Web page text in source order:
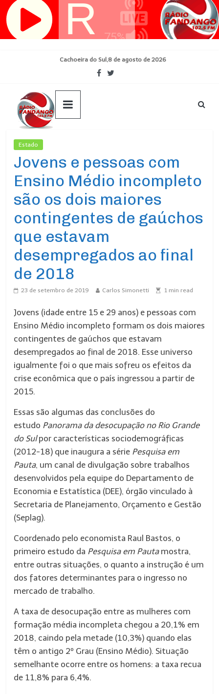
Pular
para
Cachoeira do Sul,8 de agosto de 2026
Estado
Jovens e pessoas com
Ensino Médio incompleto
são os dois maiores
contingentes de gaúchos
que estavam
desempregados ao final
de 2018
23 de setembro de 2019 Carlos Simonetti 1 min read
Jovens (idade entre 15 e 29 anos) e pessoas com
Ensino Médio incompleto formam os dois maiores
contingentes de gaúchos que estavam
desempregados ao final de 2018. Esse universo
igualmente foi o que mais sofreu os efeitos da
crise econômica que o país ingressou a partir de
2015.
Essas são algumas das conclusões do
estudo Panorama da desocupação no Rio Grande
do Sulpor características sociodemográficas
(2012-18) que inaugura a série Pesquisa em
Pauta, um canal de divulgação sobre trabalhos
desenvolvidos pela equipe do Departamento de
Economia e Estatística (DEE), órgão vinculado à
Secretaria de Planejamento, Orçamento e Gestão
(Seplag).
Coordenado pelo economista Raul Bastos, o
primeiro estudo da Pesquisa em Pautamostra,
entre outras situações, o quanto a instrução é um
dos fatores determinantes para o ingresso no
mercado de trabalho.
A taxa de desocupação entre as mulheres com
formação média incompleta chegou a 20,1% em
2018, caindo pela metade (10,3%) quando elas
têm o antigo 2º Grau (Ensino Médio). Situação
semelhante ocorre entre os homens: a taxa recua
de 11,8% para 6,4%.